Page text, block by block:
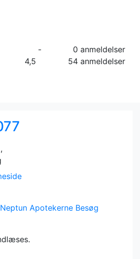
-
0 anmeldelser
4,5 54 anmeldelser
Neptun Apotekerne Besøg